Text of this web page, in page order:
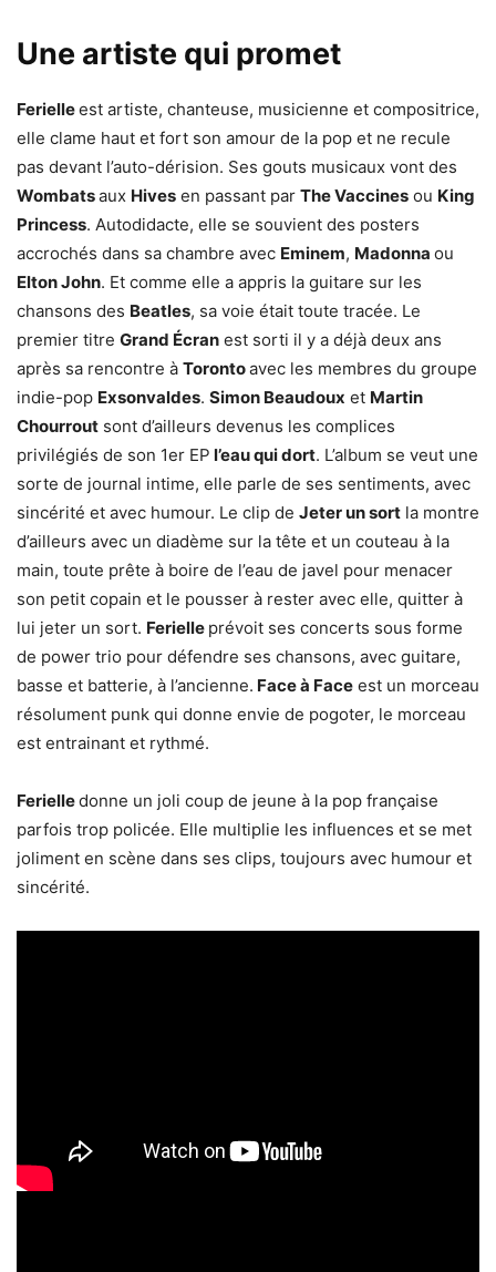
Une artiste qui promet
Ferielleest artiste, chanteuse, musicienne et compositrice,
elle clame haut et fort son amour de la pop et ne recule
pas devant l’auto-dérision. Ses gouts musicaux vont des
Wombatsaux Hives en passant par The Vaccines ou King
Princess. Autodidacte, elle se souvient des posters
accrochés dans sa chambre avec Eminem, Madonna ou
Elton John. Et comme elle a appris la guitare sur les
chansons des Beatles, sa voie était toute tracée. Le
premier titre Grand Écran est sorti il y a déjà deux ans
après sa rencontre à Torontoavec les membres du groupe
indie-pop Exsonvaldes. Simon Beaudoux et Martin
Chourrout sont d’ailleurs devenus les complices
privilégiés de son 1er EP l’eau qui dort. L’album se veut une
sorte de journal intime, elle parle de ses sentiments, avec
sincérité et avec humour. Le clip de Jeter un sort la montre
d’ailleurs avec un diadème sur la tête et un couteau à la
main, toute prête à boire de l’eau de javel pour menacer
son petit copain et le pousser à rester avec elle, quitter à
lui jeter un sort. Ferielle prévoit ses concerts sous forme
de power trio pour défendre ses chansons, avec guitare,
basse et batterie, à l’ancienne. Face à Face est un morceau
résolument punk qui donne envie de pogoter, le morceau
est entrainant et rythmé.
Ferielledonne un joli coup de jeune à la pop française
parfois trop policée. Elle multiplie les influences et se met
joliment en scène dans ses clips, toujours avec humour et
sincérité.